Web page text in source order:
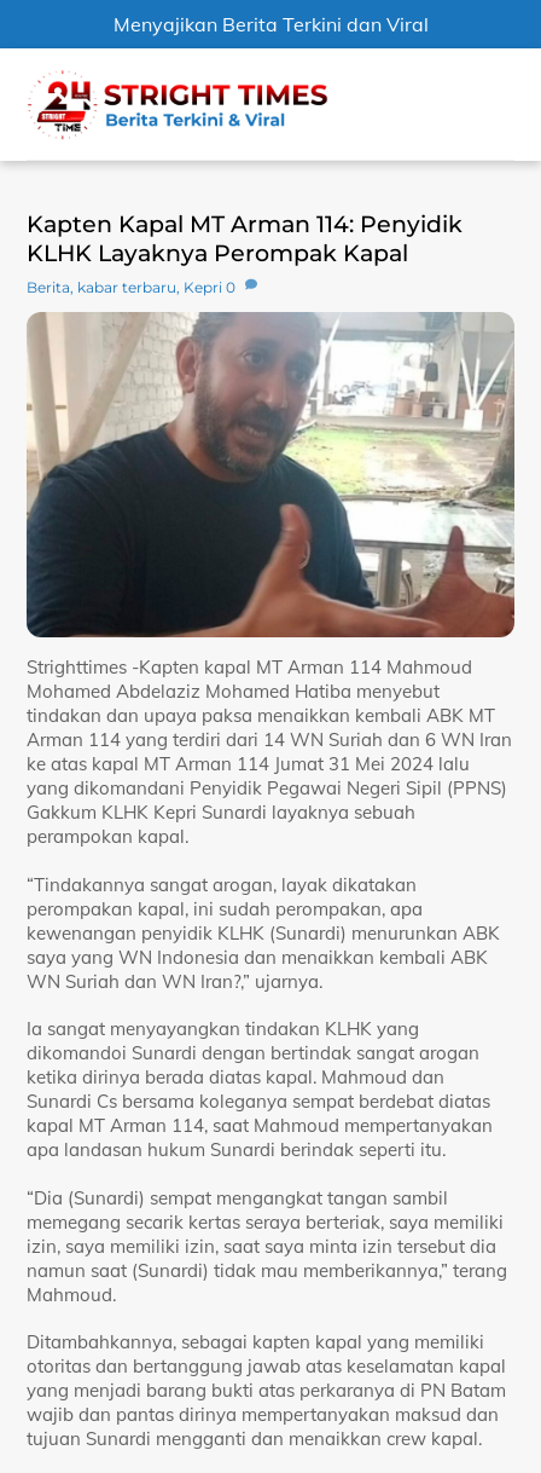
Menyajikan Berita Terkini dan Viral
content
Kapten Kapal MT Arman 114: Penyidik
KLHK Layaknya Perompak Kapal
Berita, kabar terbaru, Kepri 0
Strighttimes -Kapten kapal MT Arman 114 Mahmoud
Mohamed Abdelaziz Mohamed Hatiba menyebut
tindakan dan upaya paksa menaikkan kembali ABK MT
Arman 114 yang terdiri dari 14 WN Suriah dan 6 WN Iran
ke atas kapal MT Arman 114 Jumat 31 Mei 2024 lalu
yang dikomandani Penyidik Pegawai Negeri Sipil (PPNS)
Gakkum KLHK Kepri Sunardi layaknya sebuah
perampokan kapal.
“Tindakannya sangat arogan, layak dikatakan
perompakan kapal, ini sudah perompakan, apa
kewenangan penyidik KLHK (Sunardi) menurunkan ABK
saya yang WN Indonesia dan menaikkan kembali ABK
WN Suriah dan WN Iran?,” ujarnya.
Ia sangat menyayangkan tindakan KLHK yang
dikomandoi Sunardi dengan bertindak sangat arogan
ketika dirinya berada diatas kapal. Mahmoud dan
Sunardi Cs bersama koleganya sempat berdebat diatas
kapal MT Arman 114, saat Mahmoud mempertanyakan
apa landasan hukum Sunardi berindak seperti itu.
“Dia (Sunardi) sempat mengangkat tangan sambil
memegang secarik kertas seraya berteriak, saya memiliki
izin, saya memiliki izin, saat saya minta izin tersebut dia
namun saat (Sunardi) tidak mau memberikannya,” terang
Mahmoud.
Ditambahkannya, sebagai kapten kapal yang memiliki
otoritas dan bertanggung jawab atas keselamatan kapal
yang menjadi barang bukti atas perkaranya di PN Batam
wajib dan pantas dirinya mempertanyakan maksud dan
tujuan Sunardi mengganti dan menaikkan crew kapal.